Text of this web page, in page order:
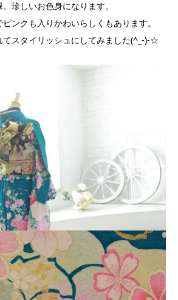
珍しいお色身になります。
ンクも入りかわいらしくもあります。
てスタイリッシュにしてみました(^_-)-☆